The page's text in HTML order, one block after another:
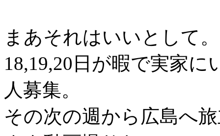
まあそれはいいとして。
18,19,20日が暇で実家
人募集。
その次の週から広島へ